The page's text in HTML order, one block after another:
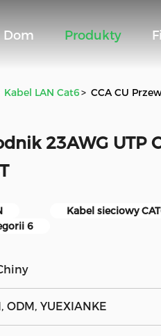
Dom Produkty
Kabel LAN Cat6> CCA CU
23AWG UTP
Kabel sieciowy
6
ODM, YUEXIANKE